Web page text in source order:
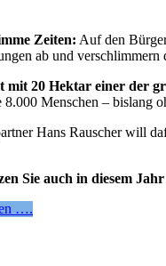
Zeiten: Auf den
ab und verschlimmern
20 Hektar einer der
Menschen – bislang
Hans Rauscher will
Sie auch in diesem
….